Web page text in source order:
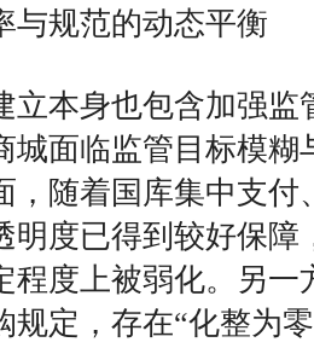
与规范的动态平衡
立本身也包含加强监
城面临监管目标模糊
，随着国库集中支付
明度已得到较好保障
程度上被弱化。另一
规定，存在“化整为